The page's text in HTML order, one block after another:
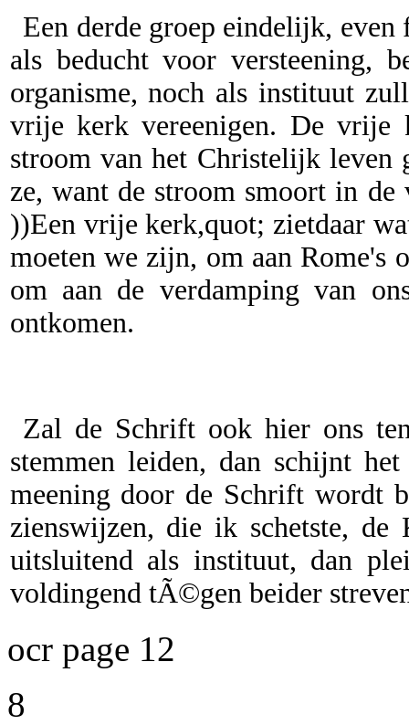
Een derde groep eindelijk,
als beducht voor versteening,
organisme, noch als instituut
vrije kerk vereenigen. De vrije
stroom van het Christelijk leven
ze, want de stroom smoort in
))Een vrije kerk,quot; zietdaar
moeten we zijn, om aan Rome's
om aan de verdamping van
ontkomen.
Zal de Schrift ook hier ons
stemmen leiden, dan schijnt
meening door de Schrift wordt
zienswijzen, die ik schetste,
uitsluitend als instituut, dan
voldingend tÃ©gen beider
ocr page 12
8